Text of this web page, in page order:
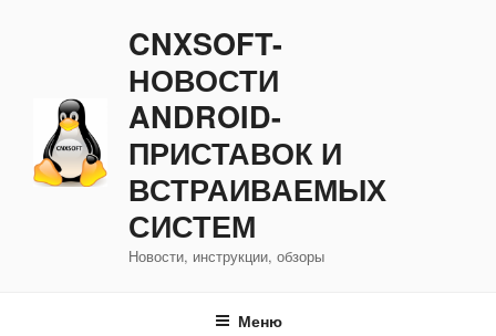
CNXSOFT-
НОВОСТИ
ANDROID-
ПРИСТАВОК И
ВСТРАИВАЕМЫХ
СИСТЕМ
Новости, инструкции, обзоры
Меню